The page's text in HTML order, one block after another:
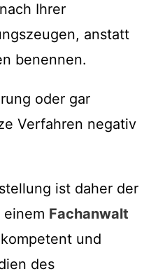
Ihrer
anstatt
benennen.
oder gar
Verfahren negativ
ist daher der
einem Fachanwalt
und
des